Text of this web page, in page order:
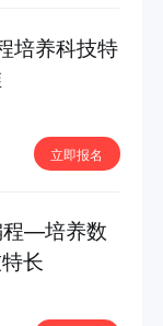
培养科技特
立即报名
程—培养数
长